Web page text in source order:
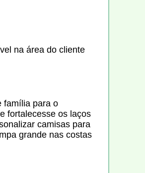
na área do cliente
família para o
fortalecesse os laços
camisas para
grande nas costas